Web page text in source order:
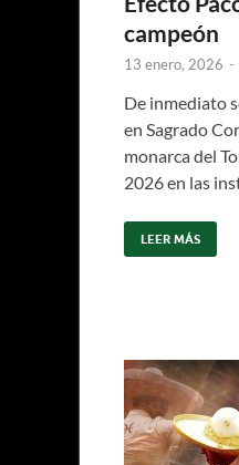
campeón
13 enero, 2026 -
De inmediato
en Sagrado
monarca del
2026 en las
LEER MÁS